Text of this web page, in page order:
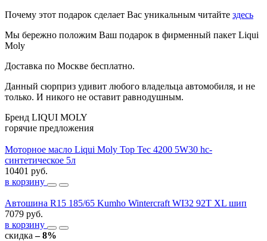
Почему этот подарок сделает Вас уникальным читайте здесь
Мы бережно положим Ваш подарок в фирменный пакет Liqui
Moly
Доставка по Москве бесплатно.
Данный сюрприз удивит любого владельца автомобиля, и не
только. И никого не оставит равнодушным.
Бренд LIQUI MOLY
горячие предложения
Моторное масло Liqui Moly Top Tec 4200 5W30 hc-
синтетическое 5л
10401 руб.
в корзину
Автошина R15 185/65 Kumho Wintercraft WI32 92T XL шип
7079 руб.
в корзину
скидка– 8%